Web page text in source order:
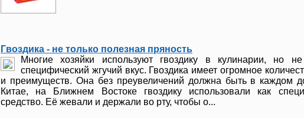
Гвоздика - не только полезная пряность
Многие хозяйки используют гвоздику в кулинарии, но
специфический жгучий вкус. Гвоздика имеет огромное
и преимуществ. Она без преувеличений должна быть в каждом
Китае, на Ближнем Востоке гвоздику использовали как
средство. Её жевали и держали во рту, чтобы о...